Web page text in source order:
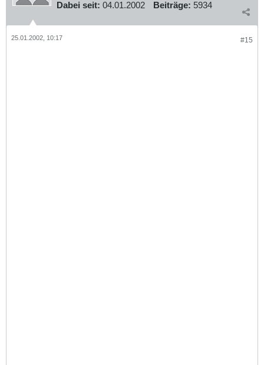
Dabei seit: 04.01.2002 Beiträge: 5934
#15
25.01.2002, 10:17